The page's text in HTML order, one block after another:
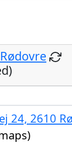
24, 2610